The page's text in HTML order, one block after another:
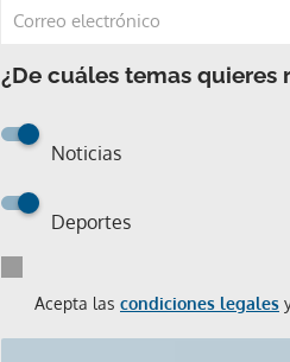
¿De cuáles temas
Noticias
Deportes
Acepta las condiciones legales